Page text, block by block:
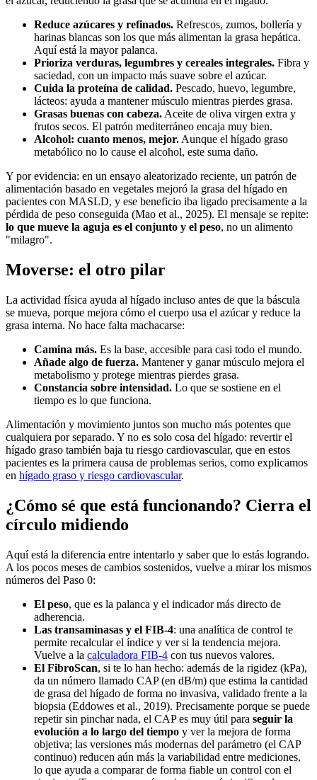
Reduce azúcares y refinados. Refrescos, zumos, bollería y
harinas blancas son los que más alimentan la grasa hepática.
Aquí está la mayor palanca.
Prioriza verduras, legumbres y cereales integrales. Fibra y
saciedad, con un impacto más suave sobre el azúcar.
Cuida la proteína de calidad. Pescado, huevo, legumbre,
lácteos: ayuda a mantener músculo mientras pierdes grasa.
Grasas buenas con cabeza. Aceite de oliva virgen extra y
frutos secos. El patrón mediterráneo encaja muy bien.
Alcohol: cuanto menos, mejor. Aunque el hígado graso
metabólico no lo cause el alcohol, este suma daño.
Y por evidencia: en un ensayo aleatorizado reciente, un patrón de
alimentación basado en vegetales mejoró la grasa del hígado en
pacientes con MASLD, y ese beneficio iba ligado precisamente a la
pérdida de peso conseguida (Mao et al., 2025). El mensaje se repite:
lo que mueve la aguja es el conjunto y el peso, no un alimento
"milagro".
Moverse: el otro pilar
La actividad física ayuda al hígado incluso antes de que la báscula
se mueva, porque mejora cómo el cuerpo usa el azúcar y reduce la
grasa interna. No hace falta machacarse:
Camina más. Es la base, accesible para casi todo el mundo.
Añade algo de fuerza. Mantener y ganar músculo mejora el
metabolismo y protege mientras pierdes grasa.
Constancia sobre intensidad. Lo que se sostiene en el
tiempo es lo que funciona.
Alimentación y movimiento juntos son mucho más potentes que
cualquiera por separado. Y no es solo cosa del hígado: revertir el
hígado graso también baja tu riesgo cardiovascular, que en estos
pacientes es la primera causa de problemas serios, como explicamos
en hígado graso y riesgo cardiovascular.
¿Cómo sé que está funcionando? Cierra el
círculo midiendo
Aquí está la diferencia entre intentarlo y saber que lo estás logrando.
A los pocos meses de cambios sostenidos, vuelve a mirar los mismos
números del Paso 0:
El peso, que es la palanca y el indicador más directo de
adherencia.
Las transaminasas y el FIB-4: una analítica de control te
permite recalcular el índice y ver si la tendencia mejora.
Vuelve a la calculadora FIB-4 con tus nuevos valores.
El FibroScan, si te lo han hecho: además de la rigidez (kPa),
da un número llamado CAP (en dB/m) que estima la cantidad
de grasa del hígado de forma no invasiva, validado frente a la
biopsia (Eddowes et al., 2019). Precisamente porque se puede
repetir sin pinchar nada, el CAP es muy útil para seguir la
evolución a lo largo del tiempo y ver la mejora de forma
objetiva; las versiones más modernas del parámetro (el CAP
continuo) reducen aún más la variabilidad entre mediciones,
lo que ayuda a comparar de forma fiable un control con el